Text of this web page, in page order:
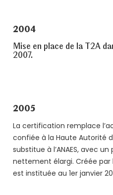
2004
Mise en place de la T2A
2007.
2005
La certification remplace
confiée à la Haute Autorité
substitue à l’ANAES, avec
nettement élargi. Créée par
est instituée au 1er janvier